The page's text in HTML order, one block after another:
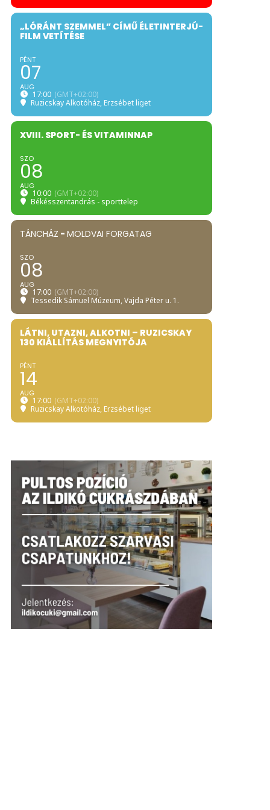
„LÓRÁNT SZEMMEL” CÍMŰ ÉLETINTERJÚ-
FILM VETÍTÉSE
PÉNT
07
AUG
17:00 (GMT+02:00)
Ruzicskay Alkotóház, Erzsébet liget
XVIII. SPORT- ÉS VITAMINNAP
SZO
08
AUG
10:00 (GMT+02:00)
Békésszentandrás - sporttelep
TÁNCHÁZ - MOLDVAI FORGATAG
SZO
08
AUG
17:00 (GMT+02:00)
Tessedik Sámuel Múzeum, Vajda Péter u. 1.
LÁTNI, UTAZNI, ALKOTNI – RUZICSKAY
130 KIÁLLÍTÁS MEGNYITÓJA
PÉNT
14
AUG
17:00 (GMT+02:00)
Ruzicskay Alkotóház, Erzsébet liget